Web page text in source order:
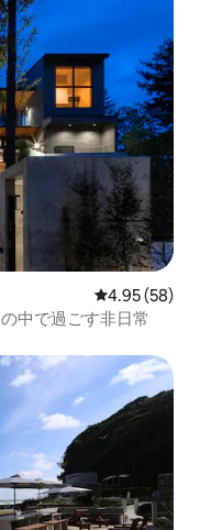
レビュー58
4.95 (58)
中で過ごす非日常